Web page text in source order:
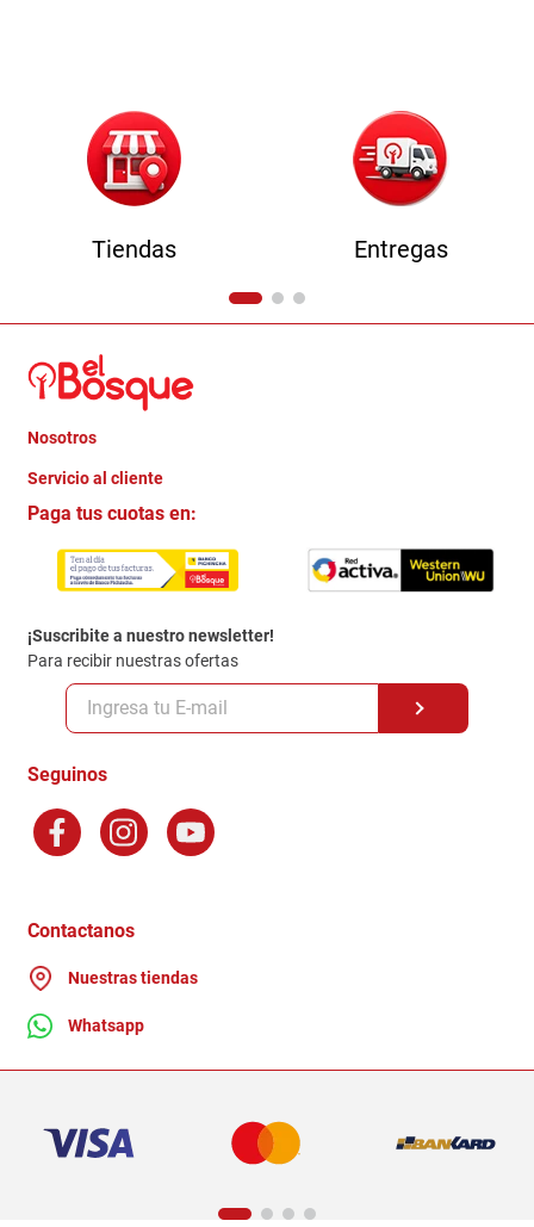
Tiendas Entregas
Nosotros
Quienes somos
Trabaja con Nosotros
Contacto
Servicio al cliente
Crédito Directo
Garantia
Politica de Privacidad
Políticas y condiciones GiftCard
Formas de Pago
Terminos y Condiciones
Factura Electronica
Ganadores - Promociones
Paga tus cuotas en:
¡Suscribite a nuestro newsletter!
Para recibir nuestras ofertas
Seguinos
Contactanos
Nuestras tiendas
Whatsapp